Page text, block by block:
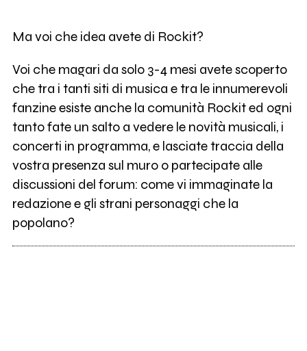
Ma voi che idea avete di Rockit?
Voi che magari da solo 3-4 mesi avete scoperto
che tra i tanti siti di musica e tra le innumerevoli
fanzine esiste anche la comunità Rockit ed ogni
tanto fate un salto a vedere le novità musicali, i
concerti in programma, e lasciate traccia della
vostra presenza sul muro o partecipate alle
discussioni del forum: come vi immaginate la
redazione e gli strani personaggi che la
popolano?